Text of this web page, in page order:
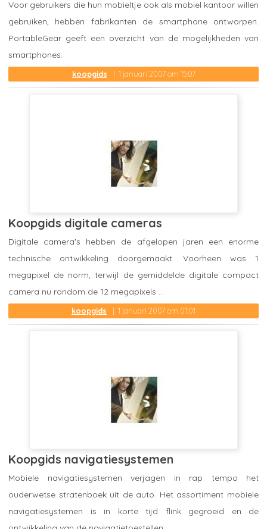
koopgids 1 januari 2007 om 15:07
Voor gebruikers die hun mobieltje ook als mobiel kantoor willen
gebruiken, hebben fabrikanten de smartphone ontworpen.
PortableGear geeft een overzicht van de mogelijkheden van
smartphones.
Koopgids digitale cameras
koopgids 1 januari 2007 om 01:01
Digitale camera's hebben de afgelopen jaren een enorme
technische ontwikkeling doorgemaakt. Voorheen was 1
megapixel de norm, terwijl de gemiddelde digitale compact
camera nu rondom de 12 megapixels ...
Koopgids navigatiesystemen
Mobiele navigatiesystemen verjagen in rap tempo het
ouderwetse stratenboek uit de auto. Het assortiment mobiele
navigatiesystemen is in korte tijd flink gegroeid en de